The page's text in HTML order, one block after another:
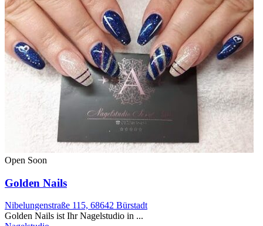
Open Soon
Golden Nails
Nibelungenstraße 115, 68642 Bürstadt
Golden Nails ist Ihr Nagelstudio in ...